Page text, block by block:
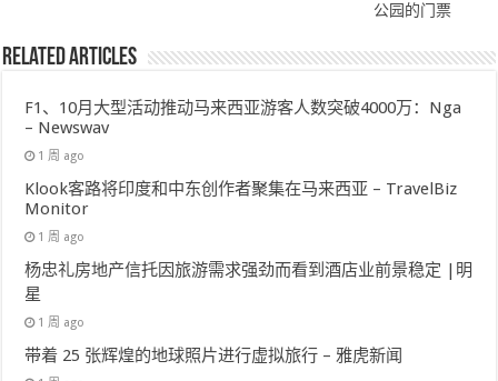
公园的门票
Related Articles
F1、10月大型活动推动马来西亚游客人数突破4000万：Nga
– Newswav
1 周 ago
Klook客路将印度和中东创作者聚集在马来西亚 – TravelBiz
Monitor
1 周 ago
杨忠礼房地产信托因旅游需求强劲而看到酒店业前景稳定 |明
星
1 周 ago
带着 25 张辉煌的地球照片进行虚拟旅行 – 雅虎新闻